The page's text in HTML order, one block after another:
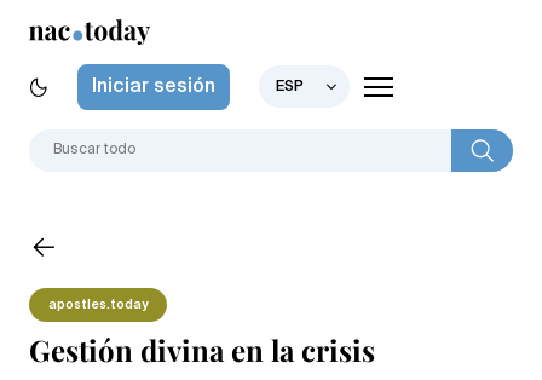
Iniciar sesión ESP
apostles.today
Gestión divina en la crisis